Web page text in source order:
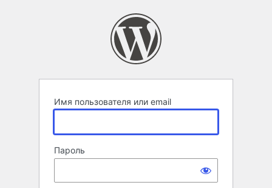
Имя пользователя или email
Пароль